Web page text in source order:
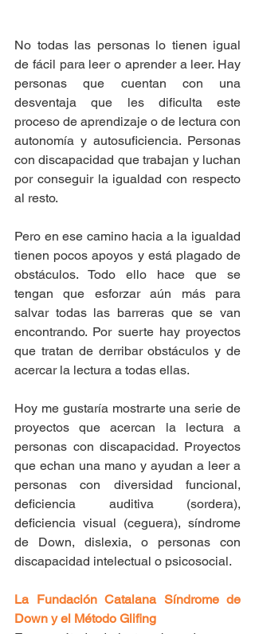
No todas las personas lo tienen igual
de fácil para leer o aprender a leer. Hay
personas que cuentan con una
desventaja que les dificulta este
proceso de aprendizaje o de lectura con
autonomía y autosuficiencia. Personas
con discapacidad que trabajan y luchan
por conseguir la igualdad con respecto
al resto.
Pero en ese camino hacia a la igualdad
tienen pocos apoyos y está plagado de
obstáculos. Todo ello hace que se
tengan que esforzar aún más para
salvar todas las barreras que se van
encontrando. Por suerte hay proyectos
que tratan de derribar obstáculos y de
acercar la lectura a todas ellas.
Hoy me gustaría mostrarte una serie de
proyectos que acercan la lectura a
personas con discapacidad. Proyectos
que echan una mano y ayudan a leer a
personas con diversidad funcional,
deficiencia auditiva (sordera),
deficiencia visual (ceguera), síndrome
de Down, dislexia, o personas con
discapacidad intelectual o psicosocial.
La Fundación Catalana Síndrome de
Down y el Método Glifing